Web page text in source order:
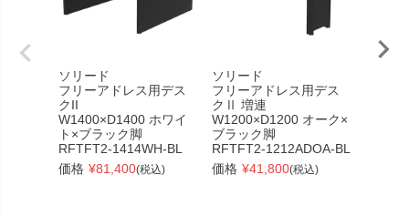
ソリード
フリーアドレス用デス
クII
W1400×D1400 ホワイ
ト×ブラック脚
RFTFT2-1414WH-BL
価格 ¥81,400(税込)
ソリード
フリーアドレス用デス
クⅡ 増連
W1200×D1200 オーク×
ブラック脚
RFTFT2-1212ADOA-BL
価格 ¥41,800(税込)